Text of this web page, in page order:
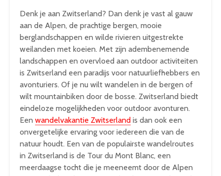
Denk je aan Zwitserland? Dan denk je vast al gauw
aan de Alpen, de prachtige bergen, mooie
berglandschappen en wilde rivieren uitgestrekte
weilanden met koeien. Met zijn adembenemende
landschappen en overvloed aan outdoor activiteiten
is Zwitserland een paradijs voor natuurliefhebbers en
avonturiers. Of je nu wilt wandelen in de bergen of
wilt mountainbiken door de bosse. Zwitserland biedt
eindeloze mogelijkheden voor outdoor avonturen.
Een wandelvakantie Zwitserland is dan ook een
onvergetelijke ervaring voor iedereen die van de
natuur houdt. Een van de populairste wandelroutes
in Zwitserland is de Tour du Mont Blanc, een
meerdaagse tocht die je meeneemt door de Alpen